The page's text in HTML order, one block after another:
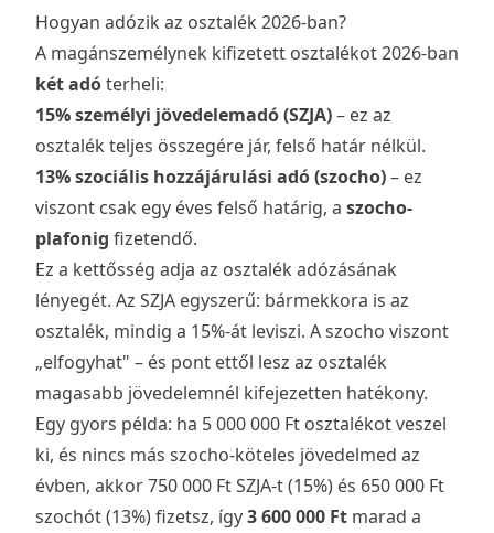
Hogyan adózik az osztalék 2026-ban?
A magánszemélynek kifizetett osztalékot 2026-ban
két adóterheli:
15% személyi jövedelemadó (SZJA)– ez az
osztalék teljes összegére jár, felső határ nélkül.
13% szociális hozzájárulási adó (szocho)– ez
viszont csak egy éves felső határig, a szocho-
plafonig fizetendő.
Ez a kettősség adja az osztalék adózásának
lényegét. Az SZJA egyszerű: bármekkora is az
osztalék, mindig a 15%-át leviszi. A szocho viszont
„elfogyhat" – és pont ettől lesz az osztalék
magasabb jövedelemnél kifejezetten hatékony.
Egy gyors példa: ha 5 000 000 Ft osztalékot veszel
ki, és nincs más szocho-köteles jövedelmed az
évben, akkor 750 000 Ft SZJA-t (15%) és 650 000 Ft
szochót (13%) fizetsz, így3 600 000 Ft marad a